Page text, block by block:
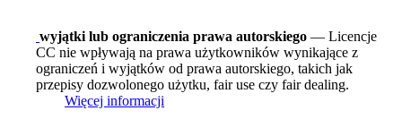
wyjątki lub ograniczenia prawa autorskiego — Licencje
CC nie wpływają na prawa użytkowników wynikające z
ograniczeń i wyjątków od prawa autorskiego, takich jak
przepisy dozwolonego użytku, fair use czy fair dealing.
Więcej informacji